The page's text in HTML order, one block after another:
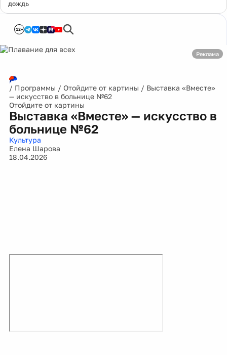
дождь
12+
Реклама
/ Программы / Отойдите от картины / Выставка «Вместе»
— искусство в больнице №62
Отойдите от картины
Выставка «Вместе» — искусство в
больнице №62
Культура
Елена Шарова
18.04.2026